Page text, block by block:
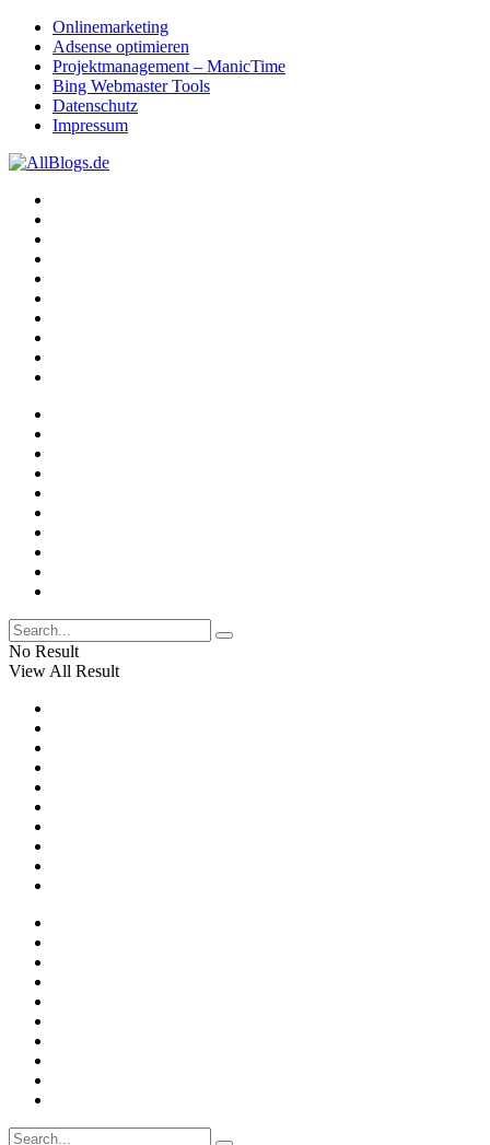
Onlinemarketing
Adsense optimieren
Projektmanagement – ManicTime
Bing Webmaster Tools
Datenschutz
Impressum
No Result
View All Result